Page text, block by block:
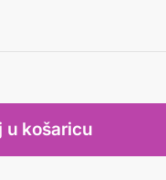
u košaricu